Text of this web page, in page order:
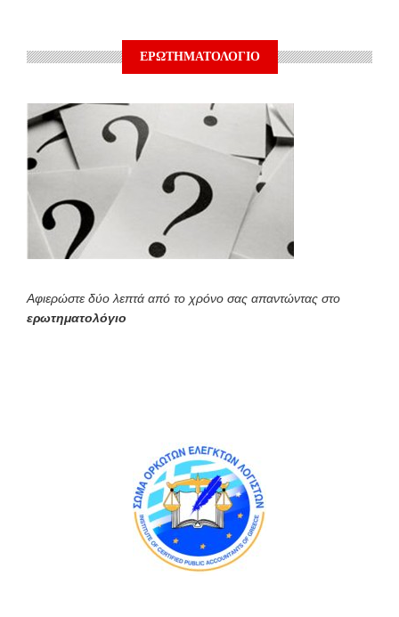
ΕΡΩΤΗΜΑΤΟΛΟΓΙΟ
Αφιερώστε δύο λεπτά από το χρόνο σας απαντώντας στο
ερωτηματολόγιο